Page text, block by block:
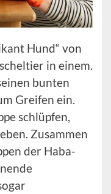
Hund“ von
in einem.
bunten
Greifen ein.
schlüpfen,
Zusammen
der Haba-